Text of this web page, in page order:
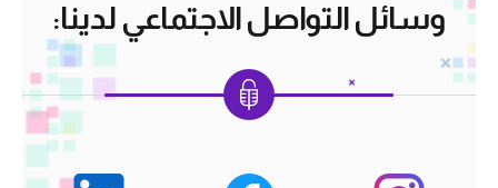
وسائل التواصل الاجتماعي لدينا: